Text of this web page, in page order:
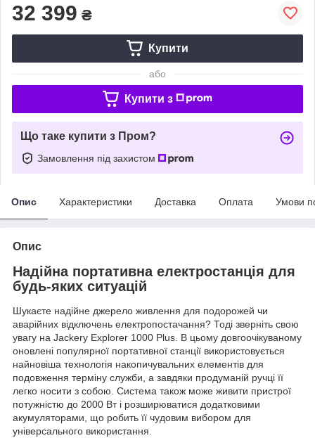
32 399 ₴
Купити
або
Купити з
Що таке купити з Пром?
Замовлення під захистом
Опис Характеристики Доставка Оплата Умови
Опис
Надійна портативна електростанція для
будь-яких ситуацій
Шукаєте надійне джерело живлення для подорожей чи
аварійних відключень електропостачання? Тоді зверніть свою
увагу на Jackery Explorer 1000 Plus. В цьому довгоочікуваному
оновлені популярної портативної станції використовується
найновіша технологія накопичувальних елементів для
подовження терміну служби, а завдяки продуманій ручці її
легко носити з собою. Система також може живити пристрої
потужністю до 2000 Вт і розширюватися додатковими
акумуляторами, що робить її чудовим вибором для
універсального використання.